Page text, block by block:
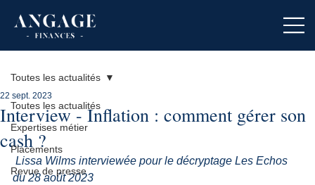
Toutes les actualités
Expertises métier
Placements
Revue de presse
Toutes les actualités
Interview - Inflation : comment gérer son
cash ?
22 sept. 2023
Lissa Wilms interviewée pour le décryptage Les Echos
du 28 août 2023